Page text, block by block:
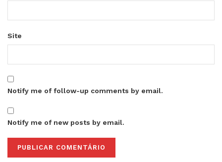
Site
Notify me of follow-up comments by email.
Notify me of new posts by email.